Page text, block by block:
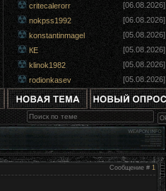
critecalerorr
[06.08.2026]
nokpss1992
[06.08.2026]
konstantinmagel
[05.08.2026]
КЕ
[05.08.2026]
klinok1982
[05.08.2026]
rodionkasev
[05.08.2026]
Сообщение # 1